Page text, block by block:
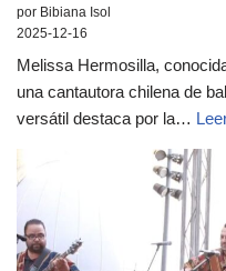
por Bibiana Isol
2025-12-16
Melissa Hermosilla,
una cantautora chilena de
versátil destaca por la…